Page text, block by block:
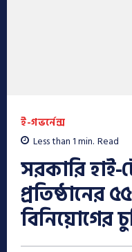
ই-গভর্নেন্স
Less than 1min. Read
সরকারি
প্রতিষ্ঠানের
বিনিয়োগের